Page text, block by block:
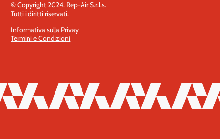
© Copyright 2024. Rep-Air S.r.l.s.
Tutti i diritti riservati.
Informativa sulla Privay
Termini e Condizioni